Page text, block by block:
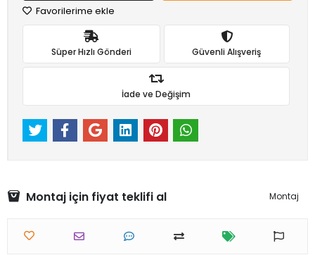
Favorilerime ekle
Süper Hızlı Gönderi Güvenli Alışveriş
İade ve Değişim
Montaj için fiyat teklifi al Montaj